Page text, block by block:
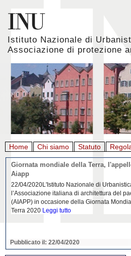
Istituto Nazionale di
Associazione di protezione
Home Chi siamo Statuto
Giornata mondiale della Terra,
Aiapp
22/04/2020L'Istituto Nazionale di
l’Associazione italiana di architettura del
(AIAPP) in occasione della Giornata
Terra 2020 Leggi tutto
Pubblicato il: 22/04/2020